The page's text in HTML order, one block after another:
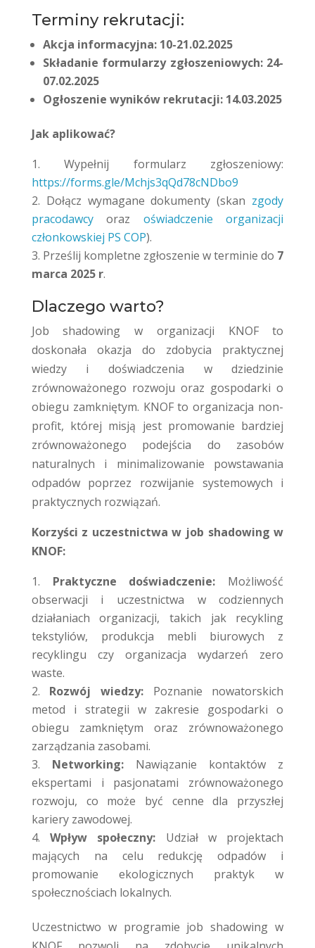
Terminy rekrutacji:
Akcja informacyjna: 10-21.02.2025
Składanie formularzy zgłoszeniowych: 24-
07.02.2025
Ogłoszenie wyników rekrutacji: 14.03.2025
Jak aplikować?
Wypełnij formularz zgłoszeniowy:
https://forms.gle/Mchjs3qQd78cNDbo9
Dołącz wymagane dokumenty (skan zgody
pracodawcyoraz oświadczenie organizacji
członkowskiej PS COP).
Prześlij kompletne zgłoszenie w terminie do 7
marca 2025 r.
Dlaczego warto?
Job shadowing w organizacji KNOF to
doskonała okazja do zdobycia praktycznej
wiedzy i doświadczenia w dziedzinie
zrównoważonego rozwoju oraz gospodarki o
obiegu zamkniętym. KNOF to organizacja non-
profit, której misją jest promowanie bardziej
zrównoważonego podejścia do zasobów
naturalnych i minimalizowanie powstawania
odpadów poprzez rozwijanie systemowych i
praktycznych rozwiązań.
Korzyści z uczestnictwa w job shadowing w
KNOF:
Praktyczne doświadczenie: Możliwość
obserwacji i uczestnictwa w codziennych
działaniach organizacji, takich jak recykling
tekstyliów, produkcja mebli biurowych z
recyklingu czy organizacja wydarzeń zero
waste.
Rozwój wiedzy: Poznanie nowatorskich
metod i strategii w zakresie gospodarki o
obiegu zamkniętym oraz zrównoważonego
zarządzania zasobami.
Networking:Nawiązanie kontaktów z
ekspertami i pasjonatami zrównoważonego
rozwoju, co może być cenne dla przyszłej
kariery zawodowej.
Wpływ społeczny: Udział w projektach
mających na celu redukcję odpadów i
promowanie ekologicznych praktyk w
społecznościach lokalnych.
Uczestnictwo w programie job shadowing w